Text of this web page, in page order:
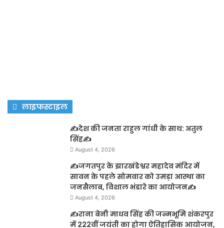
लाइफस्टाइल
✍️देश की जनता राहुल गांधी के साथ: अतुल
सिंह✍️
August 4, 2026
✍️जगतपुर के झारखंडेश्वर महादेव मंदिर में
सावन के पहले सोमवार को उमड़ा आस्था का
जनसैलाब, विशाल भंडारे का आयोजन✍️
August 4, 2026
✍️राना बेनी माधव सिंह की जन्मभूमि शंकरपुर
में 222वीं जयंती का होगा ऐतिहासिक आयोजन,